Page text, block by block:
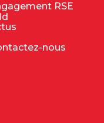
RSE
nous